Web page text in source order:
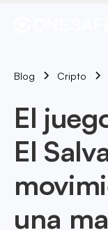
Blog Cripto
El
El
una